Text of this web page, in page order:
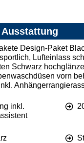
Design-Paket
Lufteinlass
Schwarz
vorn
inkl.